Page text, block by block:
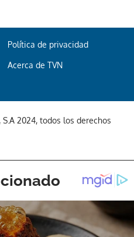
Política de privacidad
Acerca de TVN
2024, todos los derechos